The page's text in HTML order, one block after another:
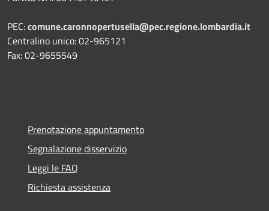
PEC:comune.caronnopertusella@pec.regione.lombardia.it
Centralino unico: 02-965121
Fax: 02-9655549
Prenotazione appuntamento
Segnalazione disservizio
Leggi le FAQ
Richiesta assistenza